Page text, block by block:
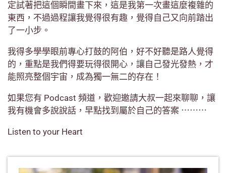
定試著把這個瞬間畫下來，這是我第一次畫這麼複雜的
東西，不過過程讓我覺得很有趣，覺得自己又向前踏出
了一小步。
我得多學學眼前專心打鼓的阿伯，好不好聽是路人覺得
的，重點是我們得要玩得很開心，讓自己發光發熱，才
能照亮整個宇宙，成為獨一無二的存在！
如果您有 Podcast 頻道，歡迎邀請大叔一起來聊聊，讓
我有機會多說說話，早點找到屬於自己的答案 ⋯⋯⋯
Listen to your Heart